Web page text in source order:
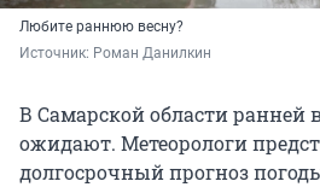
Любите раннюю весну?
Источник: Роман Данилкин
В Самарской области ранней
ожидают. Метеорологи
долгосрочный прогноз